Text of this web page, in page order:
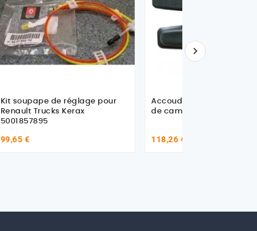
Kit soupape de réglage pour
Renault Trucks Kerax
5001857895
99,65 €
Accoudoirs SP6, SP7 pour
de camion
118,26 €
